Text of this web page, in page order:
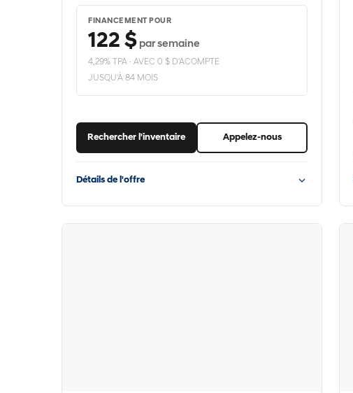
FINANCEMENT POUR
122 $ par semaine
4,29% TPA · AVEC 0 $ D'ACOMPTE
JUSQU'À 84 MOIS
Rechercher l'inventaire Appelez-nous
Détails de l'offre